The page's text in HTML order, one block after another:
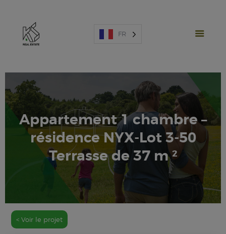
FR
Appartement 1 chambre –
résidence NYX-Lot 3-50
Terrasse de 37 m ²
PROJETS NEUFS
VENTE
LOCATION
ESPAGNE
A PROPOS
ESTIMATION
NOUS CONTACTER
< Voir le projet